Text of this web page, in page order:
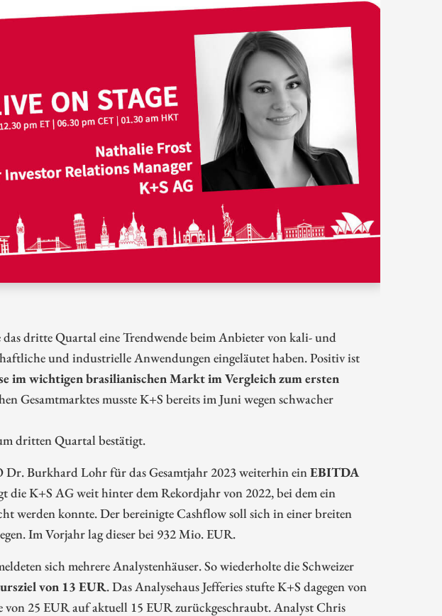
dritte Quartal eine Trendwende beim Anbieter von kali- und
und industrielle Anwendungen eingeläutet haben. Positiv ist
im wichtigen brasilianischen Markt im Vergleich zum ersten
Gesamtmarktes musste K+S bereits im Juni wegen schwacher
dritten Quartal bestätigt.
Dr. Burkhard Lohr für das Gesamtjahr 2023 weiterhin einEBITDA
die K+S AG weit hinter dem Rekordjahr von 2022, bei dem ein
werden konnte. Der bereinigte Cashflow soll sich in einer breiten
Im Vorjahr lag dieser bei 932 Mio. EUR.
sich mehrere Analystenhäuser. So wiederholte die Schweizer
von 13 EUR. Das Analysehaus Jefferies stufte K+S dagegen von
25 EUR auf aktuell 15 EUR zurückgeschraubt. Analyst Chris